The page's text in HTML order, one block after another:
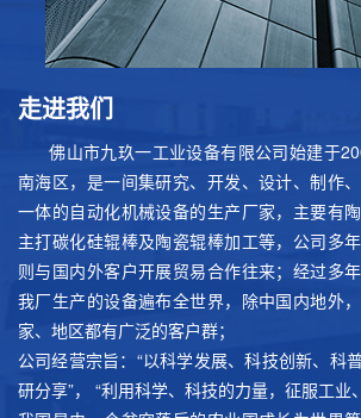
走进我们
佛山市九玖一工业设备有限公司始建于
南海区，是一间集研究、开发、设计、制作
一体的自动化机械设备的生产厂家，主要有
主打碳化硅辊棒及陶瓷辊棒加工等，公司多
则与国内外客户开展贸易合作往来；经过多
我厂生产的设备遍布全世界，除中国内地外
家、地区都有广泛的客户群；
公司经营宗旨：“以科学发展、科技创新、科
研分享”， “利用科学、科技的力量，征服工业